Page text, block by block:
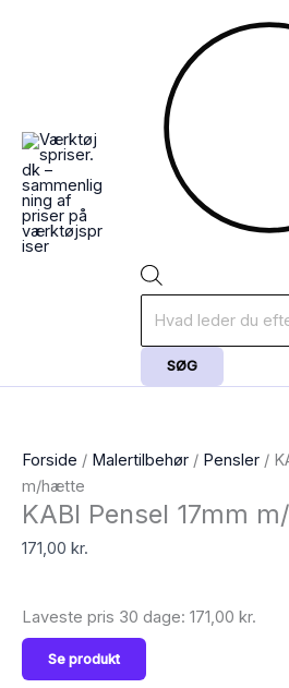
SØG
Forside / Malertilbehør / Pensler /
m/hætte
KABI Pensel 17mm
171,00 kr.
Laveste pris 30 dage: 171,00 kr.
Se produkt